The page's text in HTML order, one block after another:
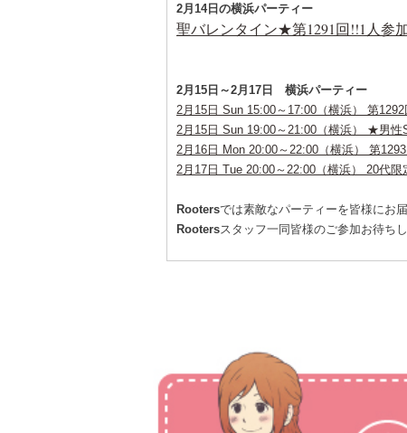
2月14日の横浜パーティー
聖バレンタイン★第1291回!!1人参
2月15日～2月17日 横浜パーティー
2月15日 Sun 15:00～17:00（横浜） 第
2月15日 Sun 19:00～21:00（横浜） ★男
2月16日 Mon 20:00～22:00（横浜） 第
2月17日 Tue 20:00～22:00（横浜） 20代限
Rootersでは素敵なパーティーを皆様にお
Rootersスタッフ一同皆様のご参加お待ち